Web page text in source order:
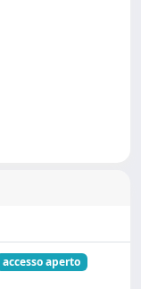
accesso aperto